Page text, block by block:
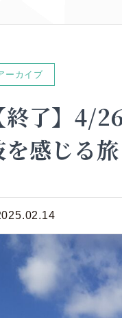
ーカイブ
終了】4/
を感じる